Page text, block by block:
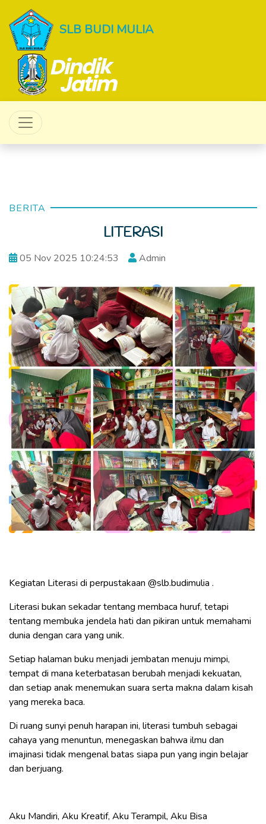
SLB BUDI MULIA
BERITA
LITERASI
05 Nov 2025 10:24:53 Admin
Kegiatan Literasi di perpustakaan @slb.budimulia .
Literasi bukan sekadar tentang membaca huruf, tetapi
tentang membuka jendela hati dan pikiran untuk memahami
dunia dengan cara yang unik.
Setiap halaman buku menjadi jembatan menuju mimpi,
tempat di mana keterbatasan berubah menjadi kekuatan,
dan setiap anak menemukan suara serta makna dalam kisah
yang mereka baca.
Di ruang sunyi penuh harapan ini, literasi tumbuh sebagai
cahaya yang menuntun, menegaskan bahwa ilmu dan
imajinasi tidak mengenal batas siapa pun yang ingin belajar
dan berjuang.
Aku Mandiri, Aku Kreatif, Aku Terampil, Aku Bisa